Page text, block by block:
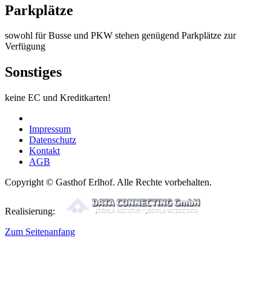
Parkplätze
sowohl für Busse und PKW stehen genügend Parkplätze zur
Verfügung
Sonstiges
keine EC und Kreditkarten!
Impressum
Datenschutz
Kontakt
AGB
Copyright © Gasthof Erlhof. Alle Rechte vorbehalten.
Realisierung:
Zum Seitenanfang